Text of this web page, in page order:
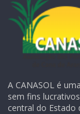
A CANASOL é
sem fins
central do Estado